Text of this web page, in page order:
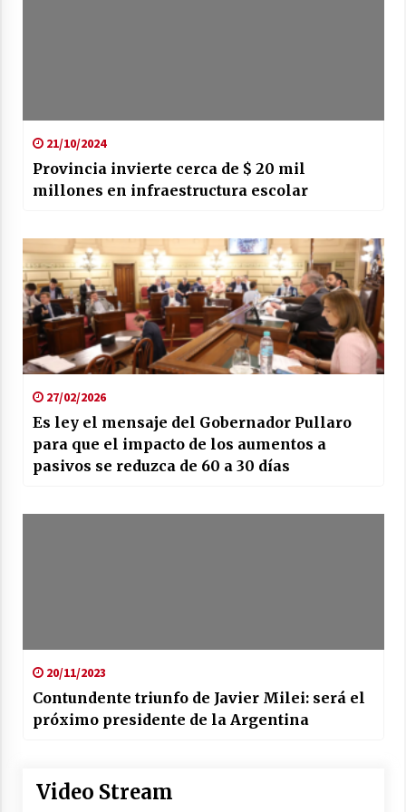
21/10/2024
Provincia invierte cerca de $ 20 mil
millones en infraestructura escolar
27/02/2026
Es ley el mensaje del Gobernador Pullaro
para que el impacto de los aumentos a
pasivos se reduzca de 60 a 30 días
20/11/2023
Contundente triunfo de Javier Milei: será el
próximo presidente de la Argentina
Video Stream